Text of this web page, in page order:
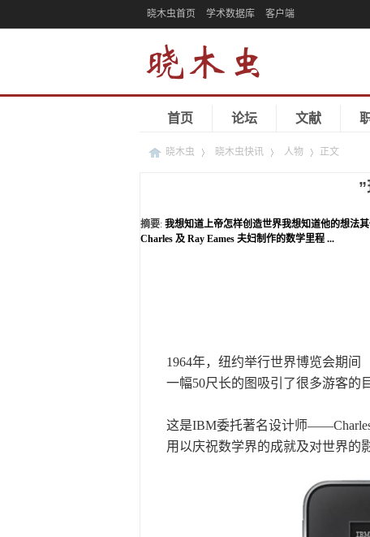
晓木虫首页 学术数据库 客户端
首页 论坛 文献
晓木虫
›
晓木虫快讯
›
人物
›
正文
摘要: 我想知道上帝怎样创造世界我想知道他的
Charles 及 Ray Eames 夫妇制作的数学里程 ...
1964年，纽约举行世界博览会期间
一幅50尺长的图吸引了很多游客的
这是IBM委托著名设计师——Charles
用以庆祝数学界的成就及对世界的